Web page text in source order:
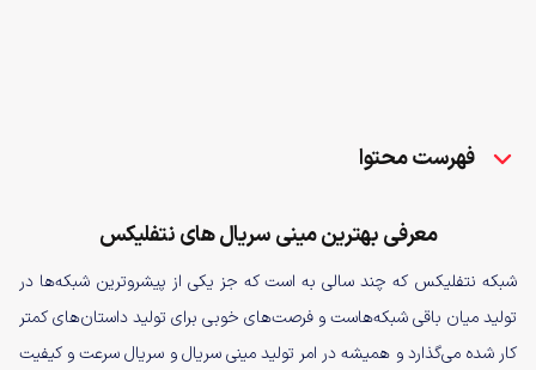
فهرست محتوا
معرفی بهترین مینی سریال های نتفلیکس
شبکه نتفلیکس که چند سالی به است که جز یکی از پیشروترین شبکه‌ها در
تولید میان باقی شبکه‌هاست و فرصت‌های خوبی برای تولید داستان‌های کمتر
کار شده می‌گذارد و همیشه در امر تولید مینی سریال و سریال سرعت و کیفیت